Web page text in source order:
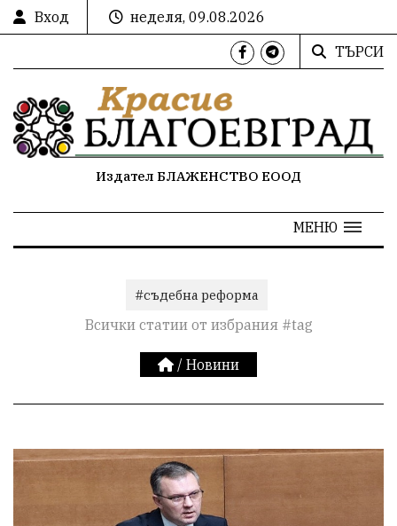
Вход
неделя, 09.08.2026
ТЪРСИ
Издател БЛАЖЕНСТВО ЕООД
МЕНЮ
#съдебна реформа
Всички статии от избрания #tag
/ Новини